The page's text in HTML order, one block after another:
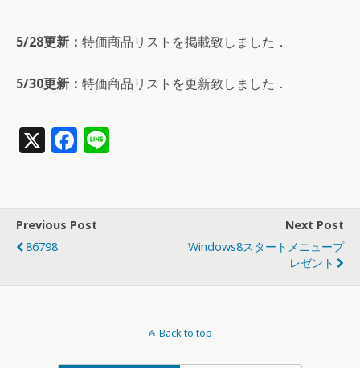
5/28更新： 特価商品リストを掲載致しました．
5/30更新： 特価商品リストを更新致しました．
X F
b
k
Previous Post
86798
Next Post
Windows8スタートメニュープ
レゼント
Back to top